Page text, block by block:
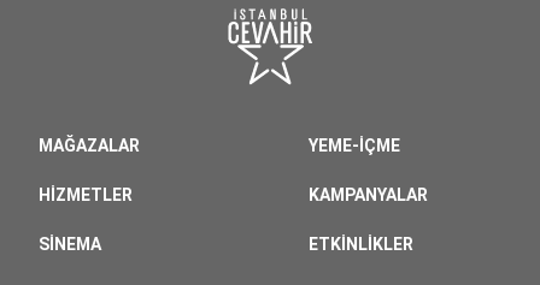
MAĞAZALAR YEME-İÇME
HIZMETLER KAMPANYALAR
SINEMA ETKINLIKLER